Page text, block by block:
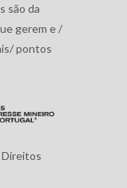
são da
gerem e /
pontos